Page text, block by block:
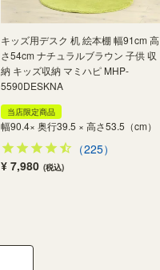
キッズ用デスク 机 絵本棚 幅91cm 高
さ54cm ナチュラルブラウン 子供 収
納 キッズ収納 マミハピ MHP-
5590DESKNA
当店限定商品
幅90.4× 奥行39.5 × 高さ53.5（cm）
（225）
¥ 7,980 (税込)